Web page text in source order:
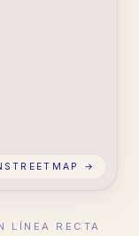
→
LÍNEA RECTA